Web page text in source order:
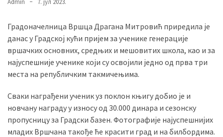
MOST
USED
CATEGORIES
Вести
Вршац
(872)
Градоначелница Вршца Драгана Митровић приредила је
данас у Градској кући пријем за ученике генерације
вршачких основних, средњих и мешовитих школа, као и за
најуспешније ученике који су освојили једно од прва три
места на републичким такмичењима.
Сваки награђени ученик уз поклон књигу добио је и
новчану награду у износу од 30.000 динара и сезонску
пропусницу за Градски базен. Фотографије најуспешнијих
младих Вршчана такође ће красити град и на билбордима.